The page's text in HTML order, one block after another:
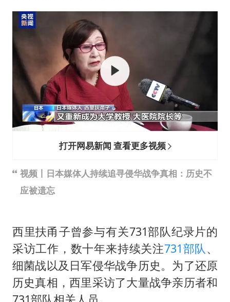
56岁刘奕君跟13岁女儿合跳
打开网易新闻 查看更多视频
视频丨日本媒体人持续追寻侵华战争真相：历史不
应被遗忘
西里扶甬子曾参与有关731部队纪录片的
采访工作，数十年来持续关注731部队、
细菌战以及日军侵华战争历史。为了还原
历史真相，西里采访了大量战争亲历者和